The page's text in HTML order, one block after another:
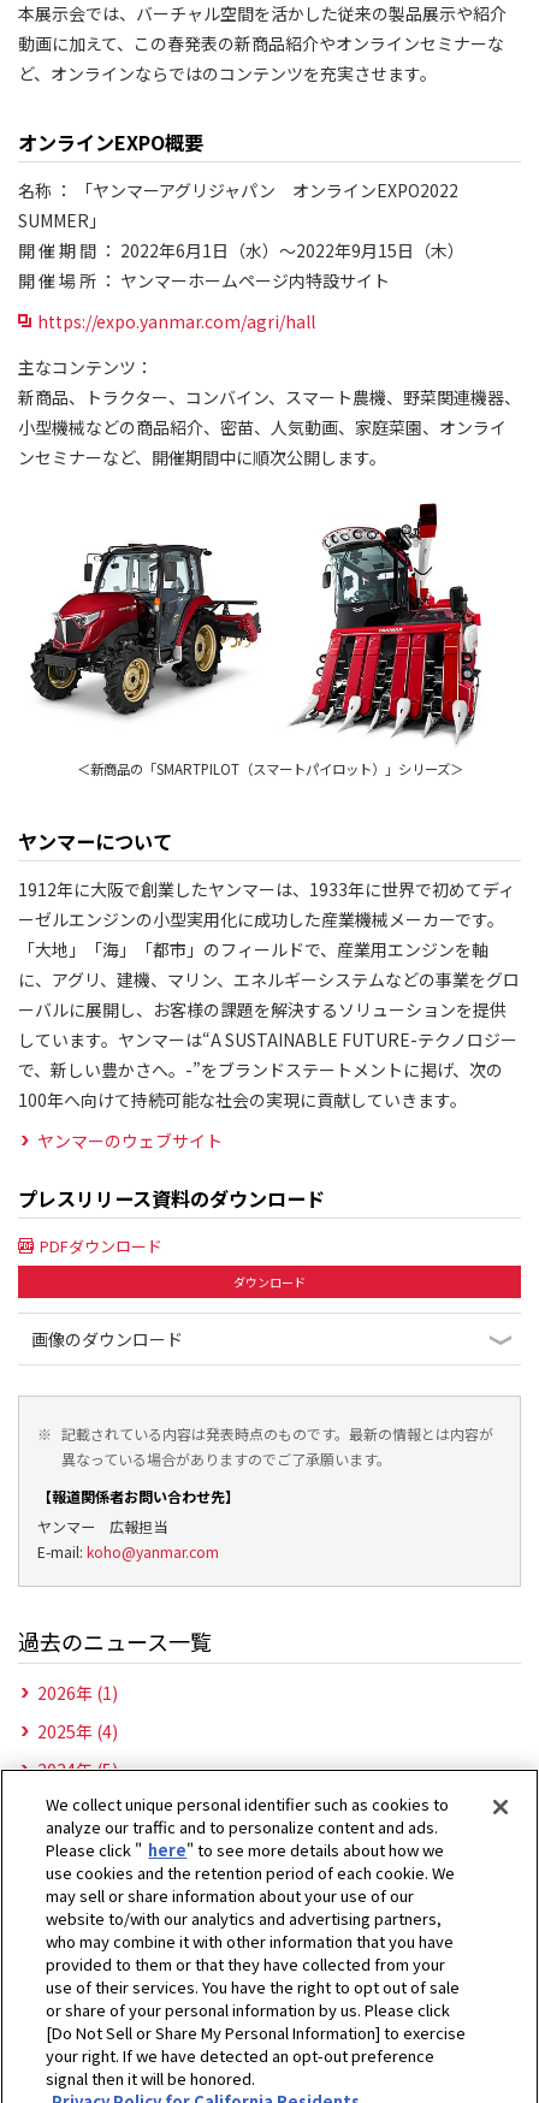
本展示会では、バーチャル空間を活かした従来の製品展示や紹介
動画に加えて、この春発表の新商品紹介やオンラインセミナーな
ど、オンラインならではのコンテンツを充実させます。
オンラインEXPO概要
名称 ： 「ヤンマーアグリジャパン オンラインEXPO2022
SUMMER」
開 催 期 間 ： 2022年6月1日（水）～2022年9月15日（木）
開 催 場 所 ： ヤンマーホームページ内特設サイト
https://expo.yanmar.com/agri/hall
主なコンテンツ：
新商品、トラクター、コンバイン、スマート農機、野菜関連機器、
小型機械などの商品紹介、密苗、人気動画、家庭菜園、オンライ
ンセミナーなど、開催期間中に順次公開します。
＜新商品の「SMARTPILOT（スマートパイロット）」シリーズ＞
ヤンマーについて
1912年に大阪で創業したヤンマーは、1933年に世界で初めてディ
ーゼルエンジンの小型実用化に成功した産業機械メーカーです。
「大地」「海」「都市」のフィールドで、産業用エンジンを軸
に、アグリ、建機、マリン、エネルギーシステムなどの事業をグロ
ーバルに展開し、お客様の課題を解決するソリューションを提供
しています。ヤンマーは“A SUSTAINABLE FUTURE-テクノロジー
で、新しい豊かさへ。-”をブランドステートメントに掲げ、次の
100年へ向けて持続可能な社会の実現に貢献していきます。
ヤンマーのウェブサイト
プレスリリース資料のダウンロード
PDFダウンロード
ダウンロード
画像のダウンロード
※ 記載されている内容は発表時点のものです。最新の情報とは内容が
異なっている場合がありますのでご了承願います。
【報道関係者お問い合わせ先】
ヤンマー 広報担当
E-mail: koho@yanmar.com
過去のニュース一覧
2026年 (1)
2025年 (4)
2024年 (5)
2023年 (5)
2022年 (5)
2021年 (3)
2019年 (3)
2018年 (1)
ホーム ヤンマーアグリジャパン株式会社 ニュース
2022年
バーチャル空間を利用した農業機械展示会 「オンラインEXPO 2022
We collect unique personal identifier such as cookies to
analyze our traffic and to personalize content and ads.
Please click " here" to see more details about how we
use cookies and the retention period of each cookie. We
may sell or share information about your use of our
website to/with our analytics and advertising partners,
who may combine it with other information that you have
provided to them or that they have collected from your
use of their services. You have the right to opt out of sale
or share of your personal information by us. Please click
[Do Not Sell or Share My Personal Information] to exercise
your right. If we have detected an opt-out preference
signal then it will be honored.